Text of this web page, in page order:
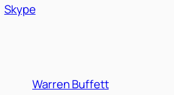
Skype
Warren Buffett